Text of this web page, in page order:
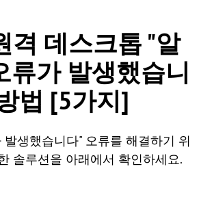
격 데스크톱 "알
류가 발생했습니
법 [5가지]
생했습니다" 오류를 해결하기 위
솔루션을 아래에서 확인하세요.